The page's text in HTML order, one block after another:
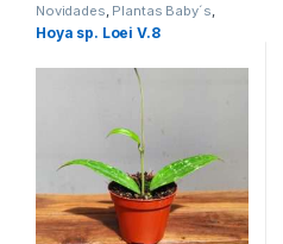
Novidades, Plantas Baby´s,
Plantas de Interior
Hoya sp. Loei V.8